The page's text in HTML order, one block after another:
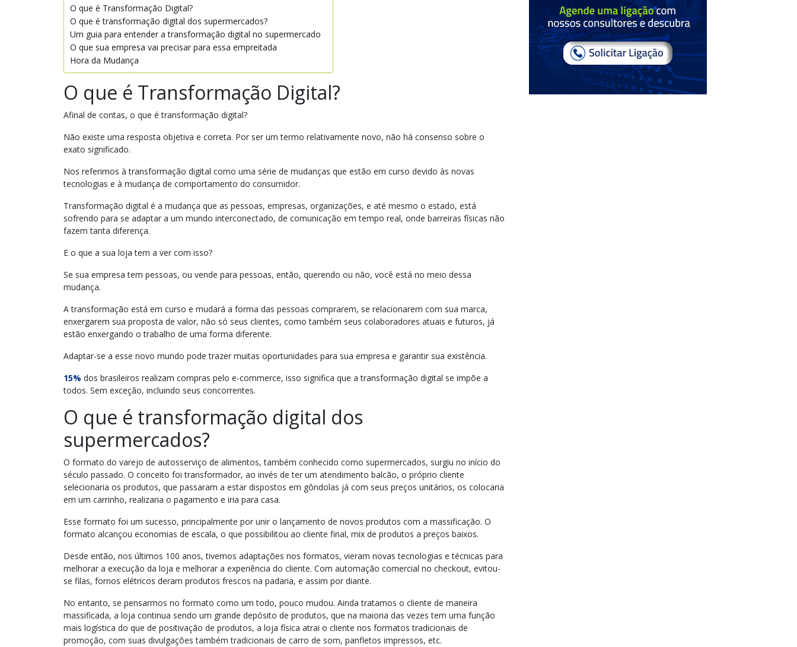
O que é Transformação Digital?
O que é transformação digital dos supermercados?
Um guia para entender a transformação digital no supermercado
O que sua empresa vai precisar para essa empreitada
Hora da Mudança
O que é Transformação Digital?
Afinal de contas, o que é transformação digital?
Não existe uma resposta objetiva e correta. Por ser um termo relativamente novo, não há consenso sobre o
exato significado.
Nos referimos à transformação digital como uma série de mudanças que estão em curso devido às novas
tecnologias e à mudança de comportamento do consumidor.
Transformação digital é a mudança que as pessoas, empresas, organizações, e até mesmo o estado, está
sofrendo para se adaptar a um mundo interconectado, de comunicação em tempo real, onde barreiras físicas não
fazem tanta diferença.
E o que a sua loja tem a ver com isso?
Se sua empresa tem pessoas, ou vende para pessoas, então, querendo ou não, você está no meio dessa
mudança.
A transformação está em curso e mudará a forma das pessoas comprarem, se relacionarem com sua marca,
enxergarem sua proposta de valor, não só seus clientes, como também seus colaboradores atuais e futuros, já
estão enxergando o trabalho de uma forma diferente.
Adaptar-se a esse novo mundo pode trazer muitas oportunidades para sua empresa e garantir sua existência.
15% dos brasileiros realizam compras pelo e-commerce, isso significa que a transformação digital se impõe a
todos. Sem exceção, incluindo seus concorrentes.
O que é transformação digital dos
supermercados?
O formato do varejo de autosserviço de alimentos, também conhecido como supermercados, surgiu no início do
século passado. O conceito foi transformador, ao invés de ter um atendimento balcão, o próprio cliente
selecionaria os produtos, que passaram a estar dispostos em gôndolas já com seus preços unitários, os colocaria
em um carrinho, realizaria o pagamento e iria para casa.
Esse formato foi um sucesso, principalmente por unir o lançamento de novos produtos com a massificação. O
formato alcançou economias de escala, o que possibilitou ao cliente final, mix de produtos a preços baixos.
Desde então, nos últimos 100 anos, tivemos adaptações nos formatos, vieram novas tecnologias e técnicas para
melhorar a execução da loja e melhorar a experiência do cliente. Com automação comercial no checkout, evitou-
se filas, fornos elétricos deram produtos frescos na padaria, e assim por diante.
No entanto, se pensarmos no formato como um todo, pouco mudou. Ainda tratamos o cliente de maneira
massificada, a loja continua sendo um grande depósito de produtos, que na maioria das vezes tem uma função
mais logística do que de positivação de produtos, a loja física atrai o cliente nos formatos tradicionais de
promoção, com suas divulgações também tradicionais de carro de som, panfletos impressos, etc.